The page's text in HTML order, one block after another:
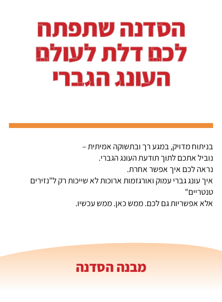
הסדנה שתפתח
לכם דלת לעולם
העונג הגברי
בניתוח מדויק, במגע רך ובתשוקה אמיתית –
נוביל אתכם לתוך תודעת העונג הגברי.
נראה לכם איך אפשר אחרת.
איך עונג גברי עמוק ואורגזמות ארוכות לא שייכות רק ל"נזירים
טנטריים"
אלא אפשריות גם לכם. ממש כאן. ממש עכשיו.
מבנה הסדנה